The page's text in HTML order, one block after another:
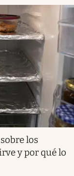
los
y por qué lo